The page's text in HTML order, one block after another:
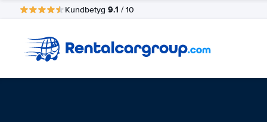
Kundbetyg 9.1 / 10